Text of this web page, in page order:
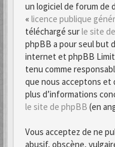
un logiciel de forum de
« licence publique
téléchargé surle site
phpBB a pour seul but
internet et phpBB
tenu comme
que nous acceptons et
plus d’informations
le site de phpBB (en
Vous acceptez de ne
abusif, obscène,